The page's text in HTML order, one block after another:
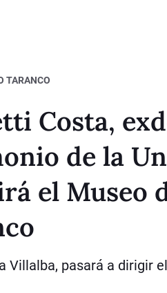
TARANCO
Costa,
de la
el Museo
Villalba, pasará a dirigir